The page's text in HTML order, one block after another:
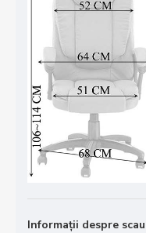
Informații despre